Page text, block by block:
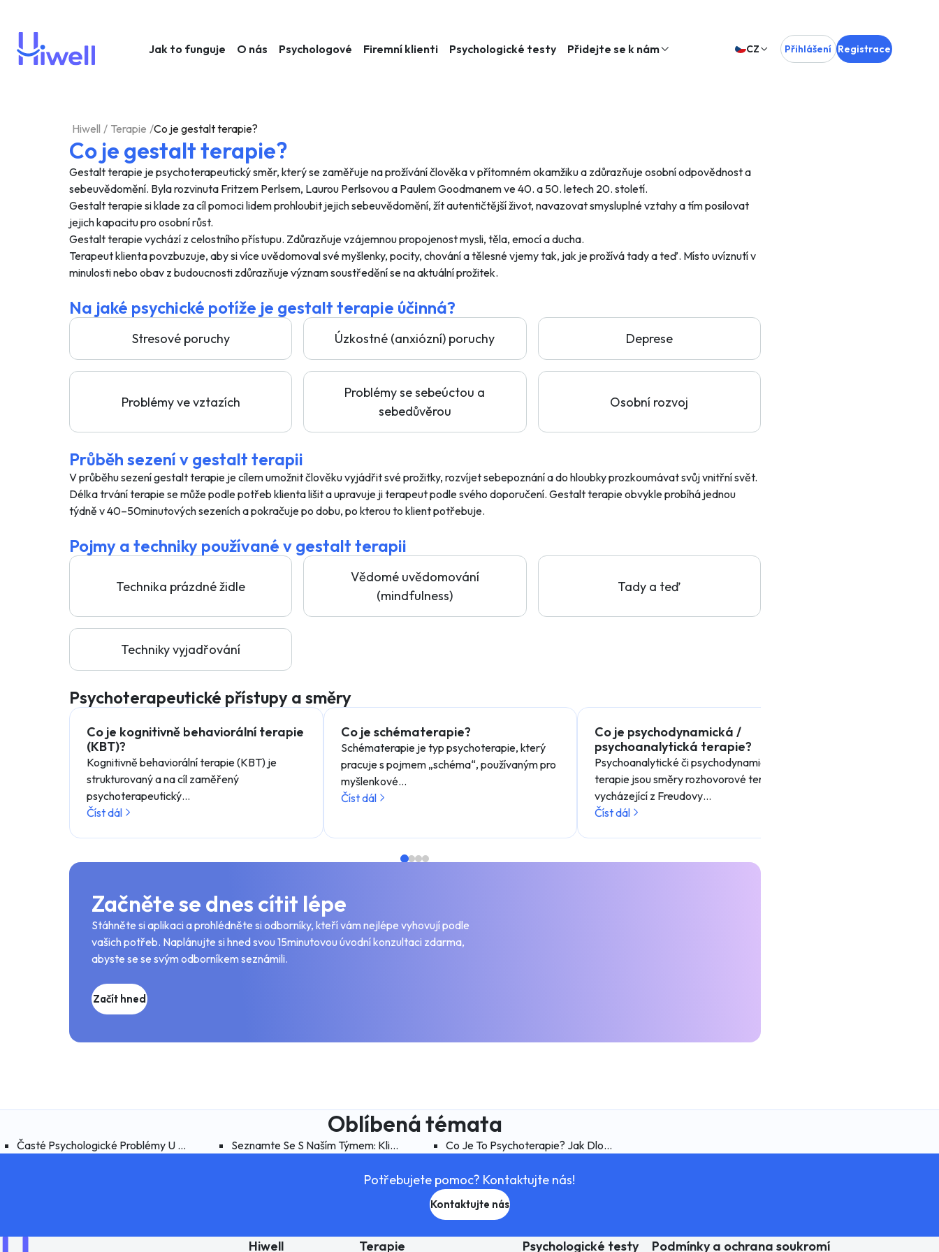
Jak to funguje O nás Psychologové Firemní klienti Psychologické testy Přidejte se k nám CZ Přihlášení Registrace
Hiwell / Terapie /Co je gestalt terapie?
Co je gestalt terapie?
Gestalt terapie je psychoterapeutický směr, který se zaměřuje na prožívání člověka v přítomném okamžiku a zdůrazňuje osobní odpovědnost a
sebeuvědomění. Byla rozvinuta Fritzem Perlsem, Laurou Perlsovou a Paulem Goodmanem ve 40. a 50. letech 20. století.
Gestalt terapie si klade za cíl pomoci lidem prohloubit jejich sebeuvědomění, žít autentičtější život, navazovat smysluplné vztahy a tím posilovat
jejich kapacitu pro osobní růst.
Gestalt terapie vychází z celostního přístupu. Zdůrazňuje vzájemnou propojenost mysli, těla, emocí a ducha.
Terapeut klienta povzbuzuje, aby si více uvědomoval své myšlenky, pocity, chování a tělesné vjemy tak, jak je prožívá tady a teď. Místo uvíznutí v
minulosti nebo obav z budoucnosti zdůrazňuje význam soustředění se na aktuální prožitek.
Na jaké psychické potíže je gestalt terapie účinná?
Stresové poruchy Úzkostné (anxiózní) poruchy Deprese
Problémy ve vztazích
Problémy se sebeúctou a
sebedůvěrou
Osobní rozvoj
Průběh sezení v gestalt terapii
V průběhu sezení gestalt terapie je cílem umožnit člověku vyjádřit své prožitky, rozvíjet sebepoznání a do hloubky prozkoumávat svůj vnitřní svět.
Délka trvání terapie se může podle potřeb klienta lišit a upravuje ji terapeut podle svého doporučení. Gestalt terapie obvykle probíhá jednou
týdně v 40–50minutových sezeních a pokračuje po dobu, po kterou to klient potřebuje.
Pojmy a techniky používané v gestalt terapii
Technika prázdné židle
Vědomé uvědomování
(mindfulness)
Tady a teď
Techniky vyjadřování
Psychoterapeutické přístupy a směry
Co je kognitivně behaviorální terapie
(KBT)?
Kognitivně behaviorální terapie (KBT) je
strukturovaný a na cíl zaměřený
psychoterapeutický…
Číst dál
Co je schématerapie?
Schématerapie je typ psychoterapie, který
pracuje s pojmem „schéma“, používaným pro
myšlenkové…
Číst dál
Co je psychodynamická /
psychoanalytická terapie?
Psychoanalytické či psychodynamické
terapie jsou směry rozhovorové terapie
vycházející z Freudovy…
Číst dál
Začněte se dnes cítit lépe
Stáhněte si aplikaci a prohlédněte si odborníky, kteří vám nejlépe vyhovují podle
vašich potřeb. Naplánujte si hned svou 15minutovou úvodní konzultaci zdarma,
abyste se se svým odborníkem seznámili.
Začít hned
Oblíbená témata
Časté Psychologické Problémy U Dětí A DospívajícíchSeznamte Se S Naším Týmem: Kliničtí Psychologové A Jejich PráceCo Je To Psychoterapie? Jak Dlouho Trvá, Než Začne Působit?
Potřebujete pomoc? Kontaktujte nás!
Kontaktujte nás
Hiwell Terapie Psychologické testy Podmínky a ochrana soukromí